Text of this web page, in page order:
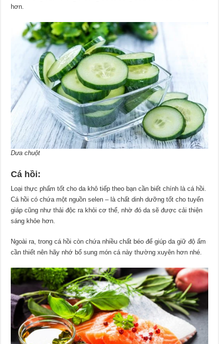
hơn.
Dưa chuột
Cá hồi:
Loại thực phẩm tốt cho da khô tiếp theo bạn cần biết chính là cá hồi.
Cá hồi có chứa một nguồn selen – là chất dinh dưỡng tốt cho tuyến
giáp cũng như thải độc ra khỏi cơ thể, nhờ đó da sẽ được cải thiện
sáng khỏe hơn.
Ngoài ra, trong cá hồi còn chứa nhiều chất béo để giúp da giữ độ ẩm
cần thiết nên hãy nhớ bổ sung món cá này thường xuyên hơn nhé.